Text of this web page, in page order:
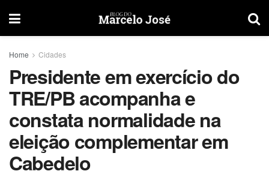
Home Cidades
Presidente em exercício do
TRE/PB acompanha e
constata normalidade na
eleição complementar em
Cabedelo